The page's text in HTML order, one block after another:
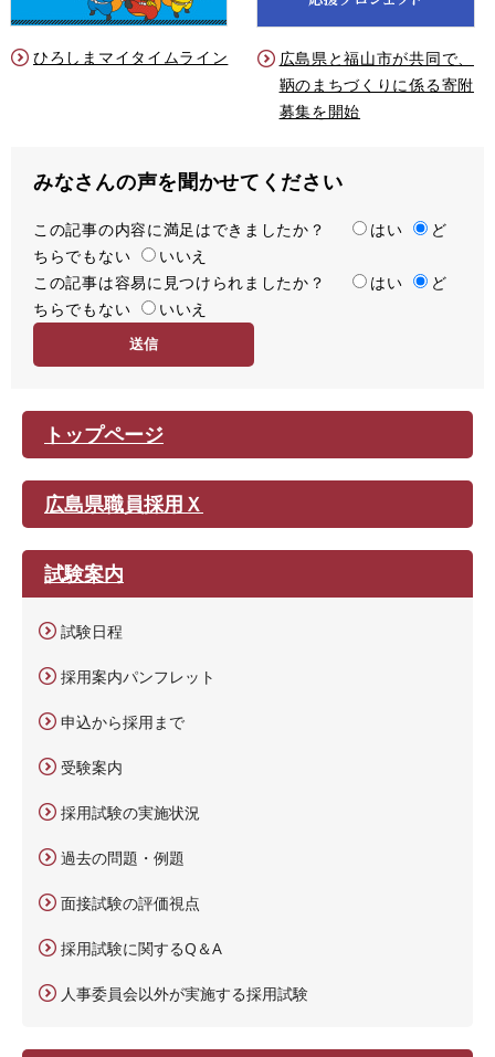
ひろしまマイタイムライン
広島県と福山市が共同で、
鞆のまちづくりに係る寄附
募集を開始
みなさんの声を聞かせてください
満
足
度
この記事の内容に満足はできましたか？ はい
ど
ちらでもない
いいえ
容
易
この記事は容易に見つけられましたか？ はい
ど
ちらでもない
いいえ
トップページ
広島県職員採用Ｘ
試験案内
試験日程
採用案内パンフレット
申込から採用まで
受験案内
採用試験の実施状況
過去の問題・例題
面接試験の評価視点
採用試験に関するQ＆A
人事委員会以外が実施する採用試験